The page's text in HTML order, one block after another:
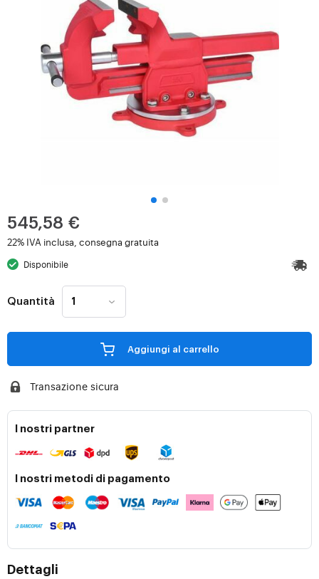
545,58 €
22% IVA inclusa, consegna gratuita
Disponibile
Quantità
Aggiungi al carrello
Transazione sicura
I nostri partner
I nostri metodi di pagamento
Dettagli